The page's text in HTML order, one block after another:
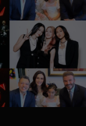
Gaya Hidup